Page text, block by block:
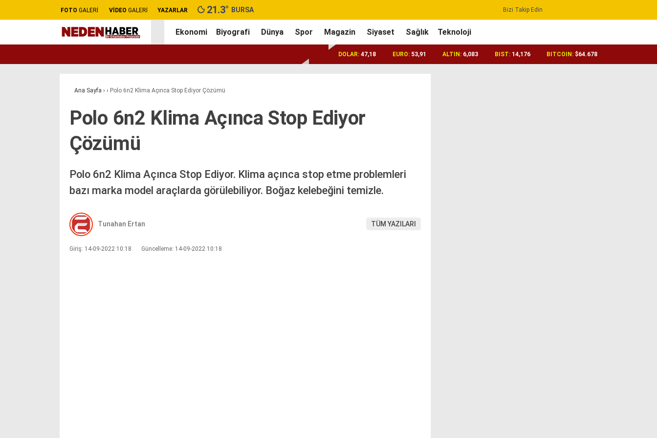
FOTO GALERİ VİDEO GALERİ YAZARLAR 21.3° BURSA Bizi Takip Edin
Ekonomi Biyografi Dünya Spor Magazin Siyaset Sağlık Teknoloji
DOLAR: 47,18 EURO: 53,91 ALTIN: 6,083 BIST: 14,176 BITCOIN: $64.678
Ana Sayfa › › Polo 6n2 Klima Açınca Stop Ediyor Çözümü
Polo 6n2 Klima Açınca Stop Ediyor
Çözümü
Polo 6n2 Klima Açınca Stop Ediyor. Klima açınca stop etme problemleri
bazı marka model araçlarda görülebiliyor. Boğaz kelebeğini temizle.
Tunahan Ertan TÜM YAZILARI
Giriş: 14-09-2022 10:18 Güncelleme: 14-09-2022 10:18